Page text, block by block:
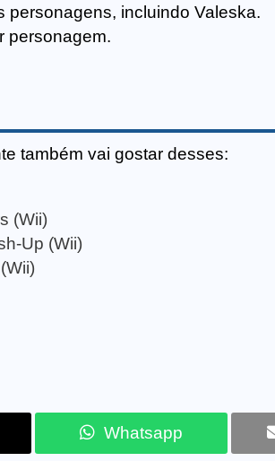
personagens, incluindo Valeska.
personagem.
também vai gostar desses:
(Wii)
Up (Wii)
Whatsapp